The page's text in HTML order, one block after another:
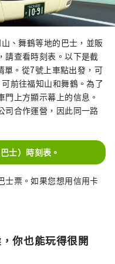
、舞鶴等地的巴士，並販
請查看時刻表。以下是截
單。從7號上車點出發，可
前往福知山和舞鶴。為了
上方顯示幕上的信息。
司合作運營，因此同一路
士）時刻表。
士票。如果您想用信用卡
你也能玩得很開